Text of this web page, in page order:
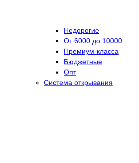
Недорогие
От 6000 до 10000
Премиум-класса
Бюджетные
Опт
Система открывания